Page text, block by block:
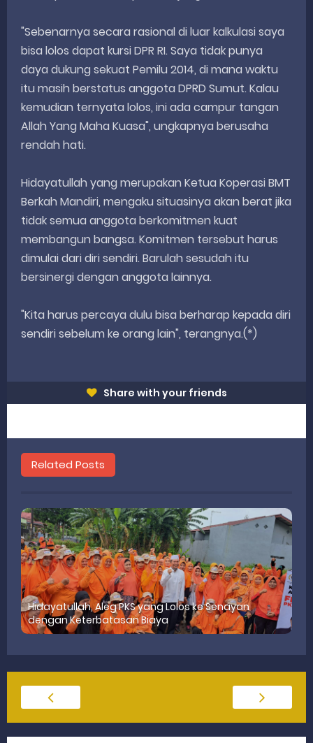
"Sebenarnya secara rasional di luar kalkulasi saya
bisa lolos dapat kursi DPR RI. Saya tidak punya
daya dukung sekuat Pemilu 2014, di mana waktu
itu masih berstatus anggota DPRD Sumut. Kalau
kemudian ternyata lolos, ini ada campur tangan
Allah Yang Maha Kuasa", ungkapnya berusaha
rendah hati.
Hidayatullah yang merupakan Ketua Koperasi BMT
Berkah Mandiri, mengaku situasinya akan berat jika
tidak semua anggota berkomitmen kuat
membangun bangsa. Komitmen tersebut harus
dimulai dari diri sendiri. Barulah sesudah itu
bersinergi dengan anggota lainnya.
"Kita harus percaya dulu bisa berharap kepada diri
sendiri sebelum ke orang lain", terangnya.(*)
Share with your friends
Related Posts
Hidayatullah, Aleg PKS yang Lolos ke Senayan
dengan Keterbatasan Biaya